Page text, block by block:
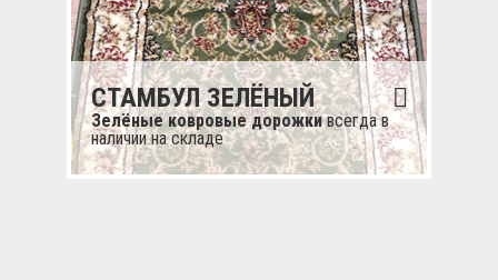
СТАМБУЛ ЗЕЛЁНЫЙ
Зелёные ковровые дорожкивсегда в
наличии на складе